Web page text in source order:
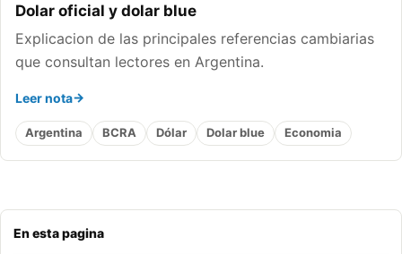
En esta pagina
Dolar oficial y dolar blue
Explicacion de las principales referencias cambiarias
que consultan lectores en Argentina.
Leer nota
Argentina BCRA Dólar Dolar blue Economia